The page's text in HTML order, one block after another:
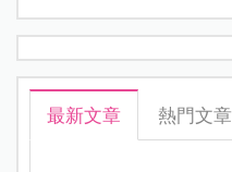
最新文章 熱門文章